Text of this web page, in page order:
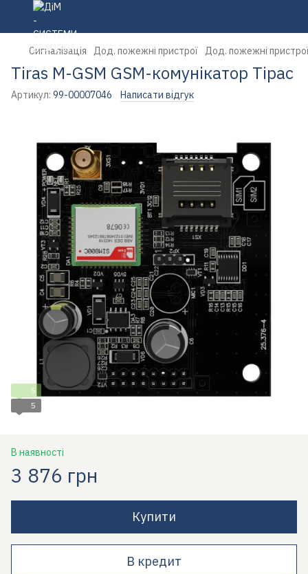
Сигналізація Дод. пожежні пристрої Дод. пожежні
Tiras M-GSM GSM-комунікатор Тірас
Артикул: 99-00007046 Написати відгук
5
5
В наявності
3 876 грн
Купити
В кредит